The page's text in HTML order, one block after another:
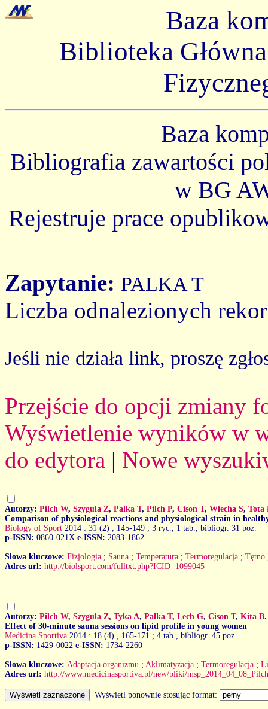
Baza
Biblioteka
Baza
Bibliografia zawartości
w BG
Rejestruje prace
Zapytanie: PALKA T
Liczba odnalezionych
Jeśli nie działa link, proszę
Przejście do opcji zmiany
Wyświetlenie wyników w
do edytora | Nowe
Autorzy: Pilch W, Szygula Z, Palka T, Pilch P, Cison T, Wiecha S, Tota
Comparison of physiological reactions and physiological strain in
Biology of Sport 2014 : 31 (2)
, 145-149 ; 3 ryc., 1 tab., bibliogr. 31 poz.
p-ISSN: 0860-021X e-ISSN: 2083-1862
Słowa kluczowe: Fizjologia ; Sauna ; Temperatura ; Termoregulacja ; Tętno
Adres url: http://biolsport.com/fulltxt.php?ICID=1099045
Autorzy: Pilch W, Szyguła Z, Tyka A, Palka T, Lech G, Cison T, Kita B.
Effect of 30-minute sauna sessions on lipid profile in young women
Medicina Sportiva 2014 : 18 (4)
, 165-171 ; 4 tab., bibliogr. 45 poz.
p-ISSN: 1429-0022 e-ISSN: 1734-2260
Słowa kluczowe: Adaptacja organizmu ; Aklimatyzacja ; Termoregulacja ;
Adres url: http://www.medicinasportiva.pl/new/pliki/
Wyświetl ponownie stosując format: